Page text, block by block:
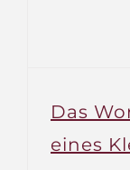
Das
eines